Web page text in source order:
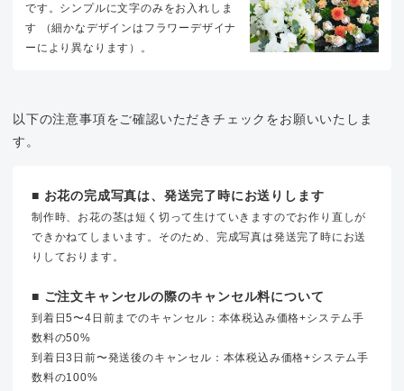
です。シンプルに文字のみをお入れしま
す （細かなデザインはフラワーデザイナ
ーにより異なります）。
以下の注意事項をご確認いただきチェックをお願いいたしま
す。
■ お花の完成写真は、発送完了時にお送りします
制作時、お花の茎は短く切って生けていきますのでお作り直しが
できかねてしまいます。そのため、完成写真は発送完了時にお送
りしております。
■ ご注文キャンセルの際のキャンセル料について
到着日5〜4日前までのキャンセル：本体税込み価格+システム手
数料の50%
到着日3日前〜発送後のキャンセル：本体税込み価格+システム手
数料の100%